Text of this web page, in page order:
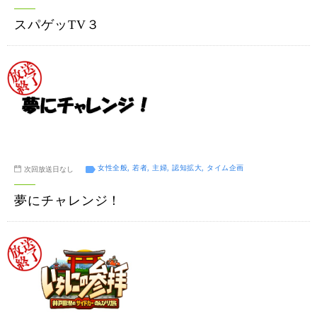
スパゲッTV３
次回放送日なし 女性全般, 若者, 主婦, 認知拡大, タイム企画
夢にチャレンジ！